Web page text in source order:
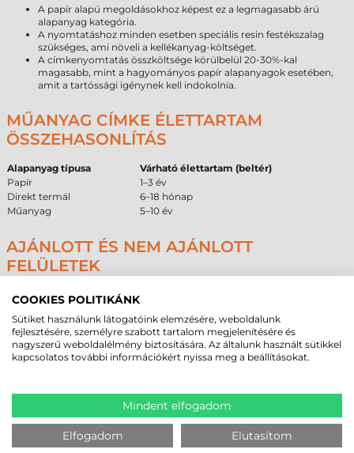
A papír alapú megoldásokhoz képest ez a legmagasabb árú
alapanyag kategória.
A nyomtatáshoz minden esetben speciális resin festékszalag
szükséges, ami növeli a kellékanyag-költséget.
A címkenyomtatás összköltsége körülbelül 20-30%-kal
magasabb, mint a hagyományos papír alapanyagok esetében,
amit a tartóssági igénynek kell indokolnia.
MŰANYAG CÍMKE ÉLETTARTAM
ÖSSZEHASONLÍTÁS
Alapanyag típusa
Várható élettartam (beltér)
Papír
1–3 év
Direkt termál
6–18 hónap
Műanyag
5–10 év
AJÁNLOTT ÉS NEM AJÁNLOTT
FELÜLETEK
segít a beszerzési döntés meghozatalában és a műszaki megfelelőség
ellenőrzésében.
Ajánlott Feltételes
Nem ajánlott
Alacsony felületi energiájú
műanyag (PE, PP)
Enyhén érdes
műanyag felületek
Jeges, deres felületek
felületek
papír
Hidegraktári környezet (-80
°C-ig)
Strukturált
műanyag
Szilikonos bevonatok
Erősen szennyezett,
COOKIES POLITIKÁNK
Sütiket használunk látogatóink elemzésére, weboldalunk
fejlesztésére, személyre szabott tartalom megjelenítésére és
nagyszerű weboldalélmény biztosítására. Az általunk használt sütikkel
kapcsolatos további információkért nyissa meg a beállításokat.
Mindent elfogadom
Elfogadom Elutasítom